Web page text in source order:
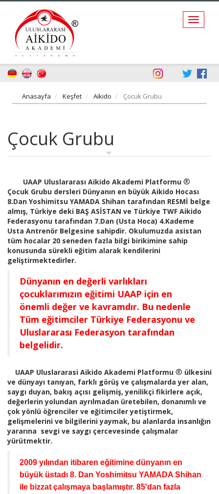
Anasayfa Keşfet Aikido Çocuk Grubu
Çocuk Grubu
UAAP Uluslararası Aikido Akademi Platformu ®
Çocuk Grubu dersleri Dünyanın en büyük Aikido Hocası
8.Dan Yoshimitsu YAMADA Shihan tarafından RESMİ belge
almış, Türkiye deki BAŞ ASİSTAN ve Türkiye TWF Aikido
Federasyonu tarafından 7.Dan (Usta Hoca) 4.Kademe
Usta Antrenör Belgesine sahipdir. Okulumuzda asistan
tüm hocalar 20 seneden fazla bilgi birikimine sahip
konusunda sürekli eğitim alarak kendilerini
geliştirmektedirler.
Dünyanın en değerli varlıkları
çocuklarımızın eğitimi UAAP için en
önemli değer ve kavramdır. Bu nedenle
Tüm eğitimciler Türkiye Federasyonu ve
Uluslararası Federasyon tarafından
belgelidir.
UAAP Uluslararasi Aikido Akademi Platformu ® ülkesini
ve dünyayı tanıyan, farklı görüş ve çalışmalarda yer alan,
saygı duyan, bakış açısı gelişmiş, yenilikçi fikirlere açık,
değerlerin yolundan ayrılmadan üretebilen, donanımlı ve
çok yönlü öğrenciler ve eğitimciler yetiştirmek,
gelişmelerini ve bilgilerini yaymak, bu alanlarda insanlığın
yararına sevgi ve saygı çercevesinde çalışmalar
yürütmektir.
2009 yılından itibaren eğitimine dünyanın en
büyük üstadı 8. Dan Yoshimitsu YAMADA Shihan
ile bizzat çalışmaya başlamıştır. 85'dan fazla